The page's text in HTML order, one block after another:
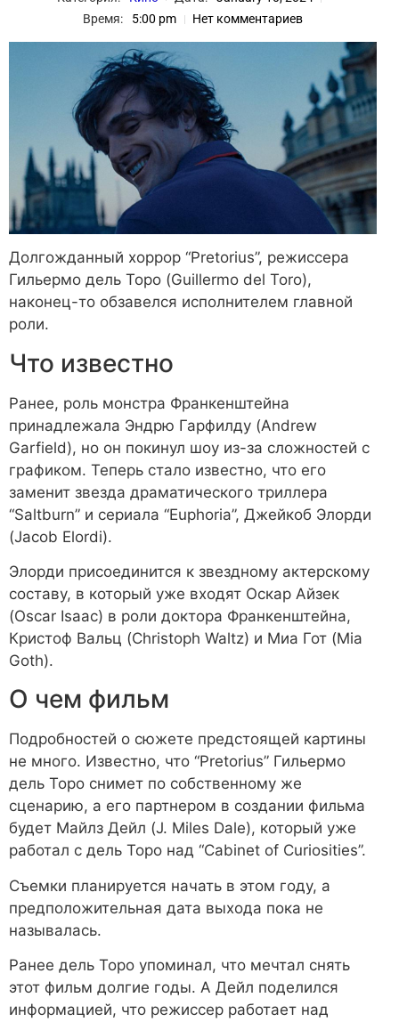
Время:
5:00 pm Нет комментариев
Долгожданный хоррор “Pretorius”, режиссера
Гильермо дель Торо (Guillermo del Toro),
наконец-то обзавелся исполнителем главной
роли.
Что известно
Ранее, роль монстра Франкенштейна
принадлежала Эндрю Гарфилду (Andrew
Garfield), но он покинул шоу из-за сложностей с
графиком. Теперь стало известно, что его
заменит звезда драматического триллера
“Saltburn” и сериала “Euphoria”, Джейкоб Элорди
(Jacob Elordi).
Элорди присоединится к звездному актерскому
составу, в который уже входят Оскар Айзек
(Oscar Isaac) в роли доктора Франкенштейна,
Кристоф Вальц (Christoph Waltz) и Миа Гот (Mia
Goth).
О чем фильм
Подробностей о сюжете предстоящей картины
не много. Известно, что “Pretorius” Гильермо
дель Торо снимет по собственному же
сценарию, а его партнером в создании фильма
будет Майлз Дейл (J. Miles Dale), который уже
работал с дель Торо над “Cabinet of Curiosities”.
Съемки планируется начать в этом году, а
предположительная дата выхода пока не
называлась.
Ранее дель Торо упоминал, что мечтал снять
этот фильм долгие годы. А Дейл поделился
информацией, что режиссер работает над